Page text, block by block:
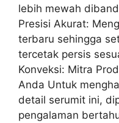
lebih mewah
Presisi Akurat:
terbaru sehingga
tercetak persis
Konveksi: Mitra
Anda Untuk
detail serumit ini,
pengalaman